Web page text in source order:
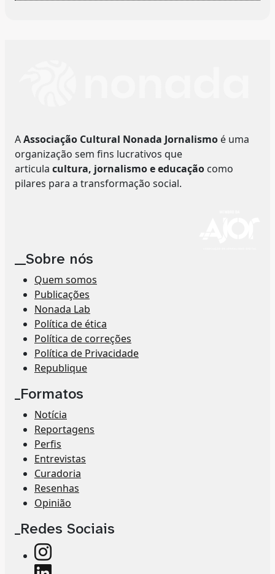
AAssociação Cultural Nonada Jornalismo é uma
organização sem fins lucrativos que
articula cultura, jornalismo e educação como
pilares para a transformação social.
__Sobre nós
Quem somos
Publicações
Nonada Lab
Política de ética
Política de correções
Política de Privacidade
Republique
_Formatos
Notícia
Reportagens
Perfis
Entrevistas
Curadoria
Resenhas
Opinião
_Redes Sociais